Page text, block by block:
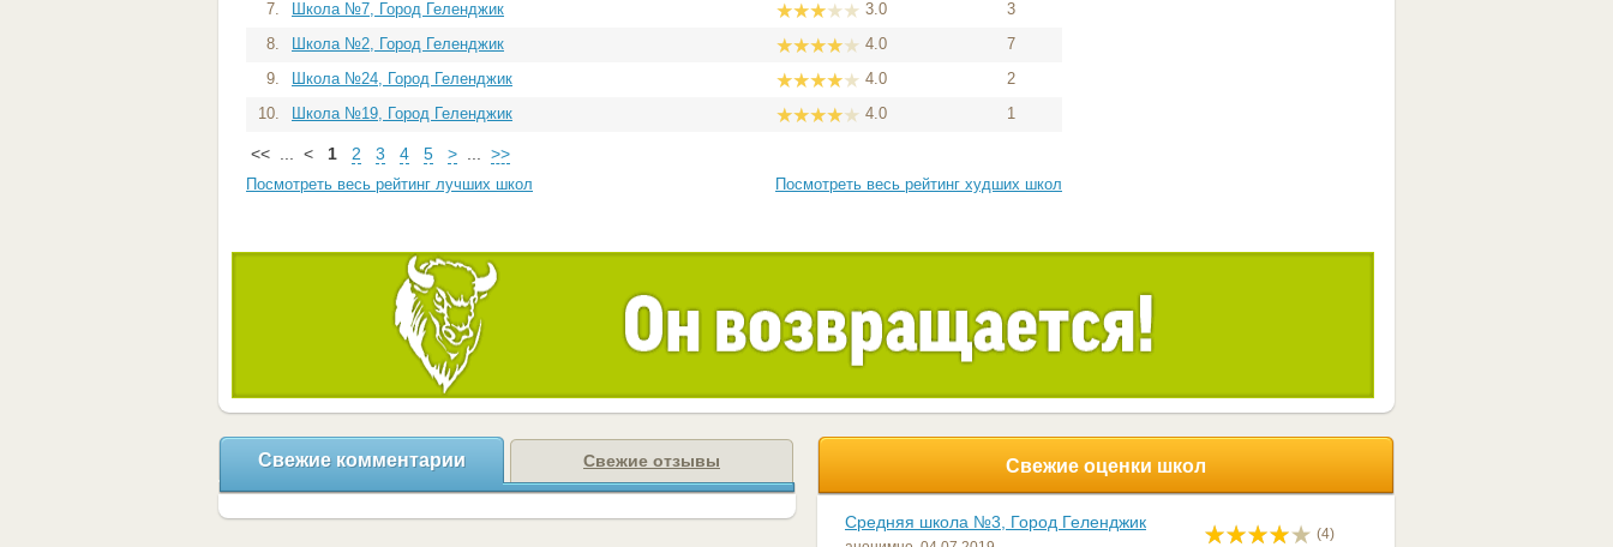
7.
Школа №7, Город Геленджик 3.0
3
8.
Школа №2, Город Геленджик 4.0
7
9.
Школа №24, Город Геленджик 4.0
2
10.
Школа №19, Город Геленджик 4.0 1
<< < 1 2 3 4 5 > >>
Посмотреть весь рейтинг лучших школ Посмотреть весь рейтинг худших школ
Свежие комментарии Свежие отзывы Свежие оценки школ
Средняя школа №3, Город Геленджик
(4)